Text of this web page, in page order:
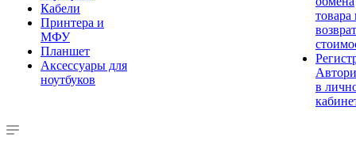
Кабели
Принтера и
МФУ
Планшет
Аксессуары для
ноутбуков
товара
в